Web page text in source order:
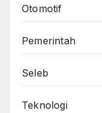
Otomotif
Pemerintah
Seleb
Teknologi